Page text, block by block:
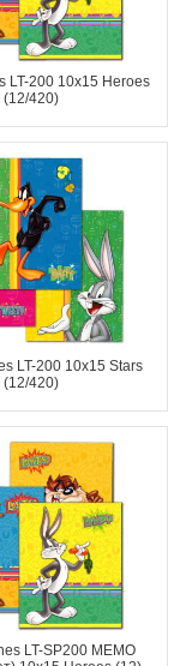
LT-200 10x15 Heroes
(12/420)
LT-200 10x15 Stars
(12/420)
LT-SP200 MEMO